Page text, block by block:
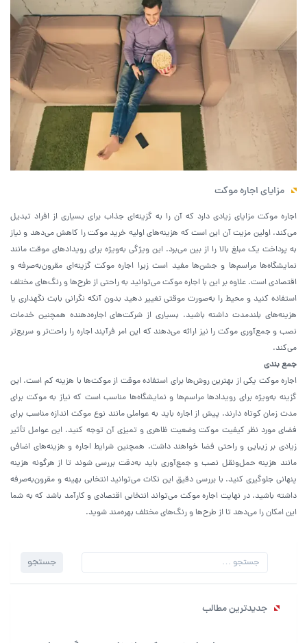
مزایای اجاره موکت
اجاره موکت مزایای زیادی دارد که آن را به گزینه‌ای جذاب برای بسیاری از افراد تبدیل
می‌کند. اولین مزیت آن این است که هزینه‌های اولیه خرید موکت را کاهش می‌دهد و نیاز
به پرداخت یک مبلغ بالا را از بین می‌برد. این ویژگی به‌ویژه برای رویدادهای موقت مانند
نمایشگاه‌ها مراسم‌ها و جشن‌ها مفید است زیرا اجاره موکت گزینه‌ای مقرون‌به‌صرفه و
اقتصادی است. علاوه بر این با اجاره موکت می‌توانید به راحتی از طرح‌ها و رنگ‌های مختلف
استفاده کنید و محیط را به‌صورت موقتی تغییر دهید بدون آنکه نگرانی بابت نگهداری یا
هزینه‌های بلندمدت داشته باشید. بسیاری از شرکت‌های اجاره‌دهنده همچنین خدمات
نصب و جمع‌آوری موکت را نیز ارائه می‌دهند که این امر فرآیند اجاره را راحت‌تر و سریع‌تر
می‌کند.
جمع بندی
اجاره موکت یکی از بهترین روش‌ها برای استفاده موقت از موکت‌ها با هزینه کم است. این
گزینه به‌ویژه برای رویدادها مراسم‌ها و نمایشگاه‌ها مناسب است که نیاز به موکت برای
مدت زمان کوتاه دارند. پیش از اجاره باید به عواملی مانند نوع موکت اندازه مناسب برای
فضای مورد نظر کیفیت موکت وضعیت ظاهری و تمیزی آن توجه کنید. این عوامل تأثیر
زیادی بر زیبایی و راحتی فضا خواهند داشت. همچنین شرایط اجاره و هزینه‌های اضافی
مانند هزینه حمل‌ونقل نصب و جمع‌آوری باید به‌دقت بررسی شوند تا از هرگونه هزینه
پنهانی جلوگیری کنید. با بررسی دقیق این نکات می‌توانید انتخابی بهینه و مقرون‌به‌صرفه
داشته باشید. در نهایت اجاره موکت می‌تواند انتخابی اقتصادی و کارآمد باشد که به شما
این امکان را می‌دهد تا از طرح‌ها و رنگ‌های مختلف بهره‌مند شوید.
جستجو
جستجو
جدیدترین مطالب